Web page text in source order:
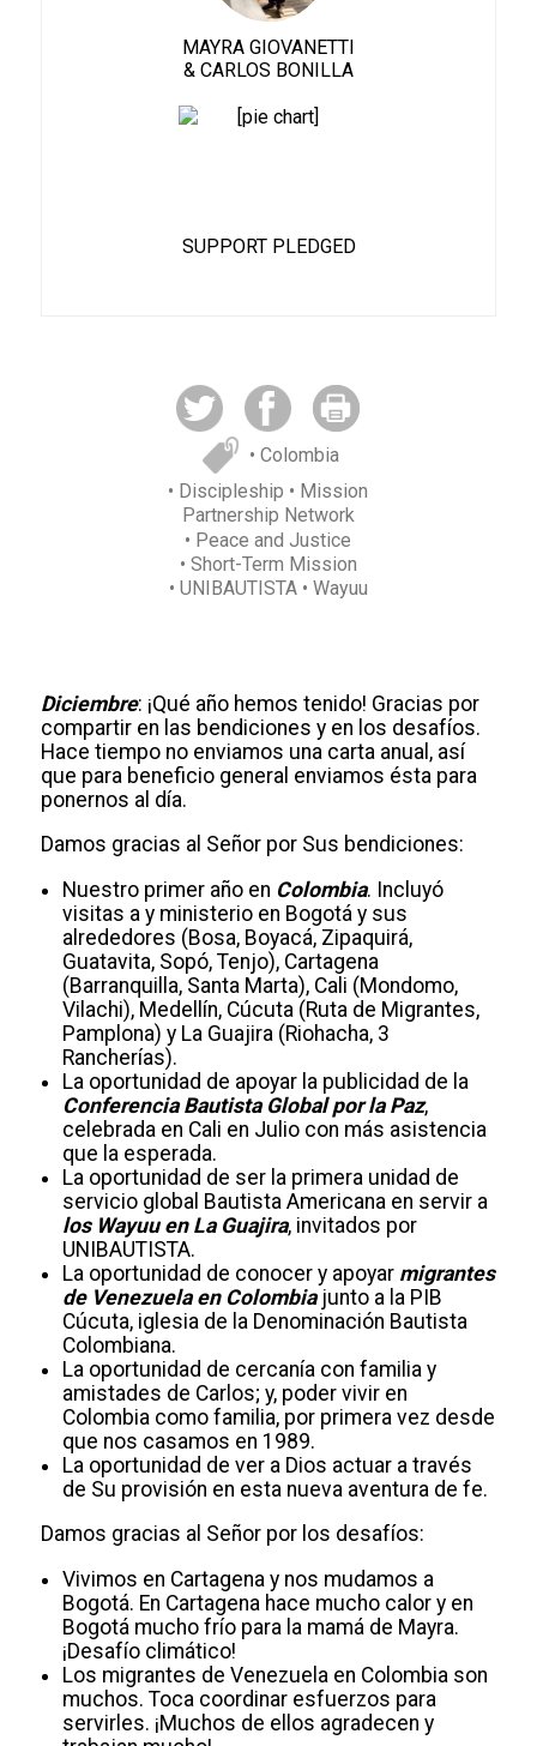
MAYRA GIOVANETTI
& CARLOS BONILLA
SUPPORT PLEDGED
• Colombia
• Discipleship • Mission
Partnership Network
• Peace and Justice
• Short-Term Mission
• UNIBAUTISTA • Wayuu
Diciembre: ¡Qué año hemos tenido! Gracias por
compartir en las bendiciones y en los desafíos.
Hace tiempo no enviamos una carta anual, así
que para beneficio general enviamos ésta para
ponernos al día.
Damos gracias al Señor por Sus bendiciones:
Nuestro primer año en Colombia. Incluyó
visitas a y ministerio en Bogotá y sus
alrededores (Bosa, Boyacá, Zipaquirá,
Guatavita, Sopó, Tenjo), Cartagena
(Barranquilla, Santa Marta), Cali (Mondomo,
Vilachi), Medellín, Cúcuta (Ruta de Migrantes,
Pamplona) y La Guajira (Riohacha, 3
Rancherías).
La oportunidad de apoyar la publicidad de la
Conferencia Bautista Global por la Paz,
celebrada en Cali en Julio con más asistencia
que la esperada.
La oportunidad de ser la primera unidad de
servicio global Bautista Americana en servir a
los Wayuu en La Guajira, invitados por
UNIBAUTISTA.
La oportunidad de conocer y apoyar migrantes
de Venezuela en Colombiajunto a la PIB
Cúcuta, iglesia de la Denominación Bautista
Colombiana.
La oportunidad de cercanía con familia y
amistades de Carlos; y, poder vivir en
Colombia como familia, por primera vez desde
que nos casamos en 1989.
La oportunidad de ver a Dios actuar a través
de Su provisión en esta nueva aventura de fe.
Damos gracias al Señor por los desafíos:
Vivimos en Cartagena y nos mudamos a
Bogotá. En Cartagena hace mucho calor y en
Bogotá mucho frío para la mamá de Mayra.
¡Desafío climático!
Los migrantes de Venezuela en Colombia son
muchos. Toca coordinar esfuerzos para
servirles. ¡Muchos de ellos agradecen y